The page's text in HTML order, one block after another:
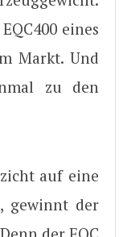
eines
Markt. Und
zu den
auf eine
gewinnt der